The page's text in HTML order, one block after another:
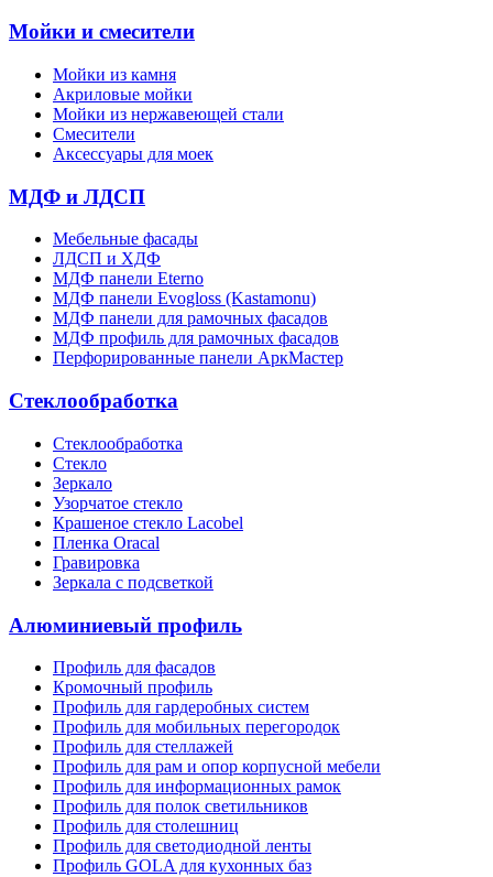
Мойки и смесители
Мойки из камня
Акриловые мойки
Мойки из нержавеющей стали
Смесители
Аксессуары для моек
МДФ и ЛДСП
Мебельные фасады
ЛДСП и ХДФ
МДФ панели Eterno
МДФ панели Evogloss (Kastamonu)
МДФ панели для рамочных фасадов
МДФ профиль для рамочных фасадов
Перфорированные панели АркМастер
Стеклообработка
Стеклообработка
Стекло
Зеркало
Узорчатое стекло
Крашеное стекло Lacobel
Пленка Oracal
Гравировка
Зеркала с подсветкой
Алюминиевый профиль
Профиль для фасадов
Кромочный профиль
Профиль для гардеробных систем
Профиль для мобильных перегородок
Профиль для стеллажей
Профиль для рам и опор корпусной мебели
Профиль для информационных рамок
Профиль для полок светильников
Профиль для столешниц
Профиль для светодиодной ленты
Профиль GOLA для кухонных баз